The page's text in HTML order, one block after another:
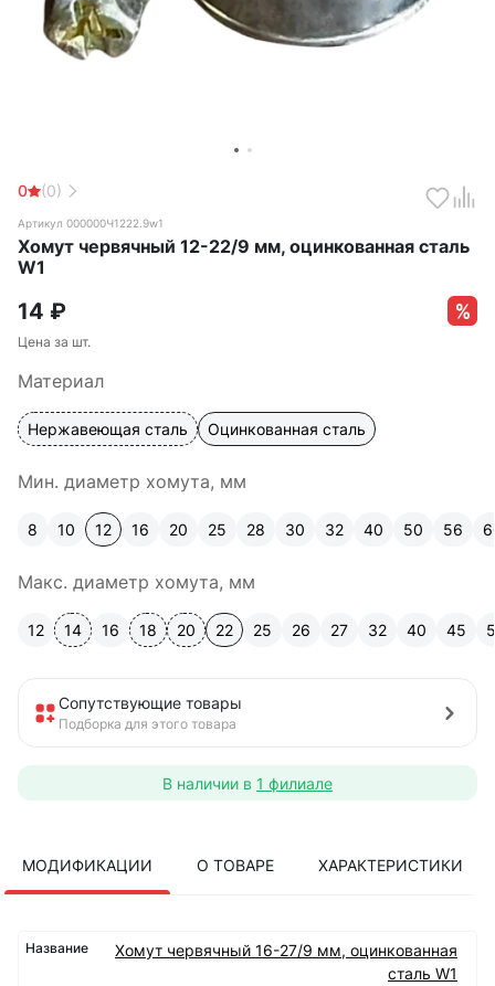
0 (0)
Артикул 000000Ч1222.9w1
Хомут червячный 12-22/9 мм, оцинкованная сталь
W1
14 ₽
Цена за шт.
Материал
Нержавеющая сталь Оцинкованная сталь
Мин. диаметр хомута, мм
8 10 12 16 20 25 28 30 32 40 50 56
Макс. диаметр хомута, мм
12 14 16 18 20 22 25 26 27 32 40 45
Сопутствующие товары
Подборка для этого товара
В наличии в 1 филиале
МОДИФИКАЦИИ О ТОВАРЕ ХАРАКТЕРИСТИКИ
Хомут червячный 16-27/9 мм, оцинкованная
сталь W1